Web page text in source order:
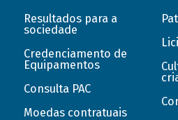
Resultados para a
sociedade
Credenciamento de
Equipamentos
Consulta PAC
Moedas contratuais